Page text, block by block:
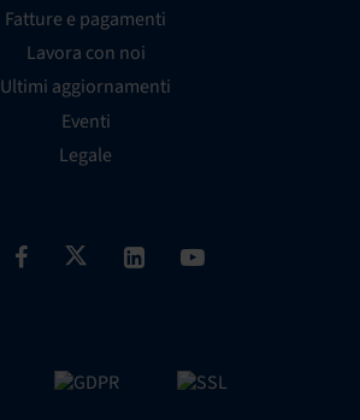
Fatture e pagamenti
Lavora con noi
Ultimi aggiornamenti
Eventi
Legale